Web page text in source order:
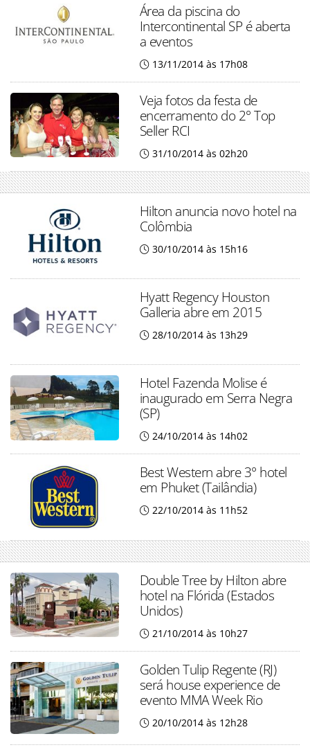
Área da piscina do
Intercontinental SP é aberta
a eventos
13/11/2014 às 17h08
Veja fotos da festa de
encerramento do 2° Top
Seller RCI
31/10/2014 às 02h20
Hilton anuncia novo hotel na
Colômbia
30/10/2014 às 15h16
Hyatt Regency Houston
Galleria abre em 2015
28/10/2014 às 13h29
Hotel Fazenda Molise é
inaugurado em Serra Negra
(SP)
24/10/2014 às 14h02
Best Western abre 3° hotel
em Phuket (Tailândia)
22/10/2014 às 11h52
Double Tree by Hilton abre
hotel na Flórida (Estados
Unidos)
21/10/2014 às 10h27
Golden Tulip Regente (RJ)
será house experience de
evento MMA Week Rio
20/10/2014 às 12h28